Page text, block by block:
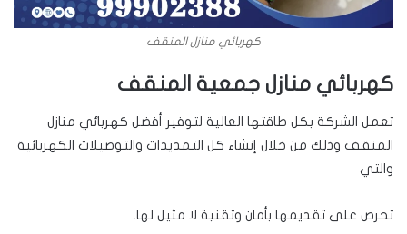
كهربائي منازل المنقف
كهربائي منازل جمعية المنقف
تعمل الشركة بكل طاقتها العالية لتوفير أفضل كهربائي منازل
المنقف وذلك من خلال إنشاء كل التمديدات والتوصيلات الكهربائية
والتي
تحرص على تقديمها بأمان وتقنية لا مثيل لها.